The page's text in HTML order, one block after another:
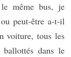
même bus, je
peut-être a-t-il
voiture, tous les
ballottés dans le